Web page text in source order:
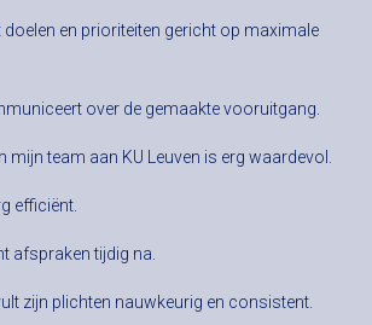
doelen en prioriteiten gericht op maximale
over de gemaakte vooruitgang.
mijn team aan KU Leuven is erg waardevol.
efficiënt.
afspraken tijdig na.
zijn plichten nauwkeurig en consistent.